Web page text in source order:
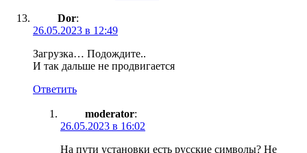
Dor:
26.05.2023 в 12:49
Загрузка… Подождите..
И так дальше не продвигается
Ответить
moderator:
26.05.2023 в 16:02
На пути установки есть русские символы? Не